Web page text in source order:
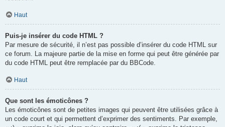
Haut
Puis-je insérer du code HTML ?
Par mesure de sécurité, il n’est pas possible d’insérer du code HTML sur
ce forum. La majeure partie de la mise en forme qui peut être générée par
du code HTML peut être remplacée par du BBCode.
Haut
Que sont les émoticônes ?
Les émoticônes sont de petites images qui peuvent être utilisées grâce à
un code court et qui permettent d’exprimer des sentiments. Par exemple,